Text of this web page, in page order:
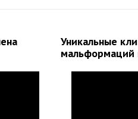
Уникальные
мальформаций